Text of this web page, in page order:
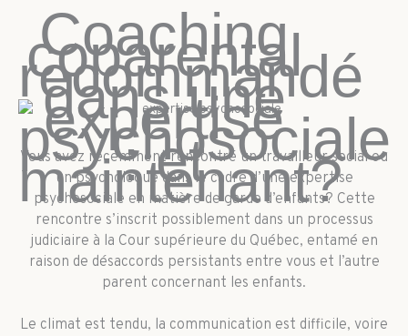
Coaching
coparental
recommandé
dans une
expertise
psychosociale
: et
maintenant?
Vous avez récemment rencontré un travailleur social ou
un psychologue dans le cadre d’une expertise
psychosociale en matière de garde d’enfants? Cette
rencontre s’inscrit possiblement dans un processus
judiciaire à la Cour supérieure du Québec, entamé en
raison de désaccords persistants entre vous et l’autre
parent concernant les enfants.
Le climat est tendu, la communication est difficile, voire